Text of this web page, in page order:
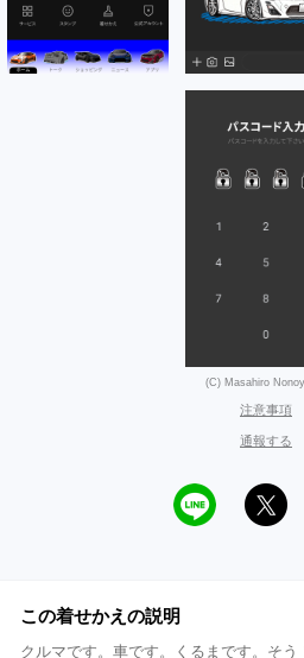
(C) Masahiro
注意事項
通報する
この着せかえの説明
クルマです。車です。くるまです。そ